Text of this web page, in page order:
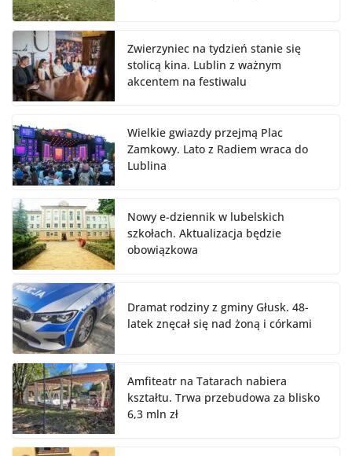
Zwierzyniec na tydzień stanie się
stolicą kina. Lublin z ważnym
akcentem na festiwalu
Wielkie gwiazdy przejmą Plac
Zamkowy. Lato z Radiem wraca do
Lublina
Nowy e-dziennik w lubelskich
szkołach. Aktualizacja będzie
obowiązkowa
Dramat rodziny z gminy Głusk. 48-
latek znęcał się nad żoną i córkami
Amfiteatr na Tatarach nabiera
kształtu. Trwa przebudowa za blisko
6,3 mln zł